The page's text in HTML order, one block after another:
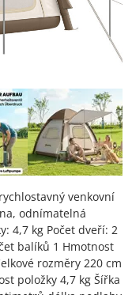
venkovní
odnímatelná
4,7 kg Počet dveří: 2
balíků 1 Hmotnost
rozměry 220 cm
položky 4,7 kg Šířka